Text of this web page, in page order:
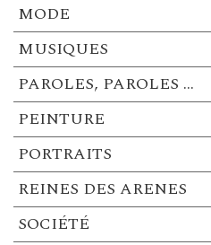
MODE
MUSIQUES
PAROLES, PAROLES …
PEINTURE
PORTRAITS
REINES DES ARENES
SOCIÉTÉ